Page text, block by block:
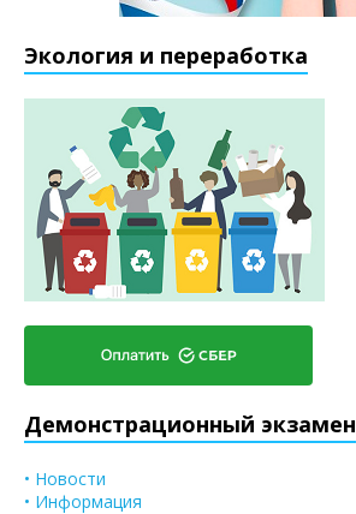
Экология и переработка
Демонстрационный экзамен
• Новости
• Информация